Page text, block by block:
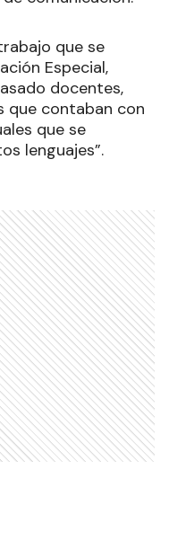
que se
Especial,
docentes,
que contaban con
que se
lenguajes”.